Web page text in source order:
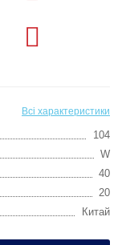
Всі характеристики
104
W
40
20
Китай